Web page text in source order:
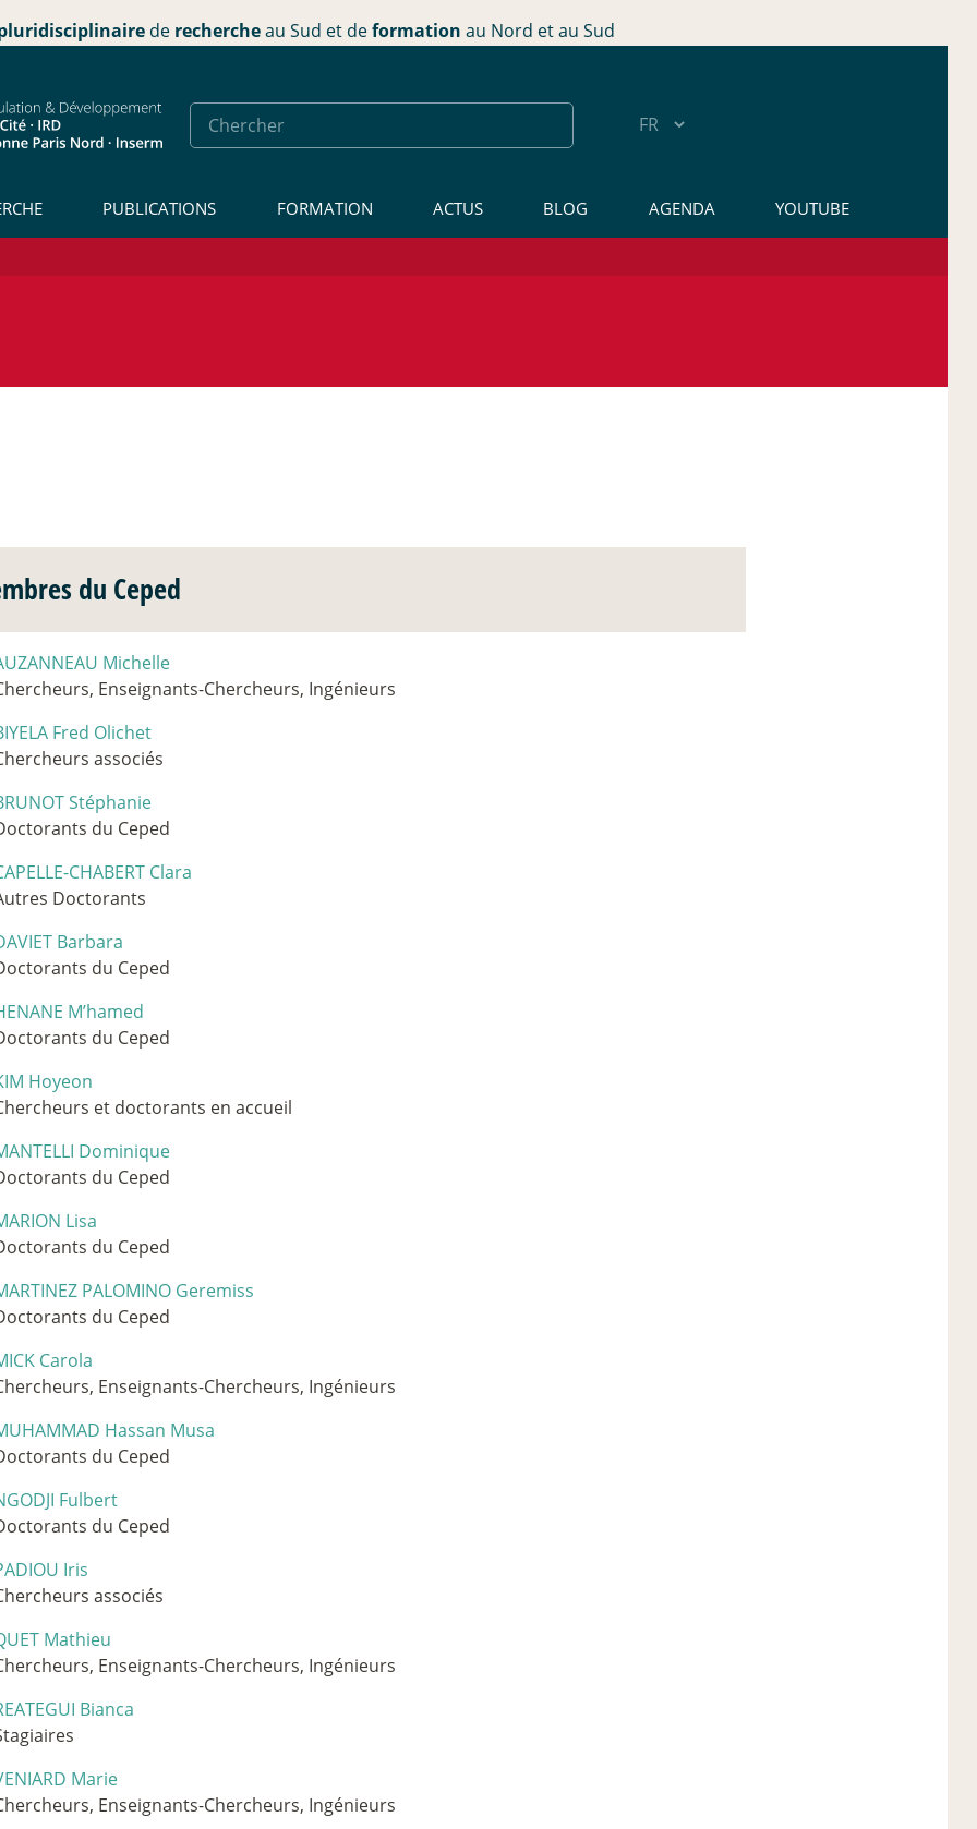
de rechercheau Sud et deformation au Nord et au Sud
PUBLICATIONS FORMATION ACTUS BLOG AGENDA YOUTUBE
du Ceped
Michelle
Enseignants-Chercheurs, Ingénieurs
Fred Olichet
associés
Stéphanie
du Ceped
CHABERT Clara
Doctorants
Barbara
du Ceped
M’hamed
du Ceped
Hoyeon
et doctorants en accueil
Dominique
du Ceped
Lisa
du Ceped
PALOMINO Geremiss
du Ceped
Carola
Enseignants-Chercheurs, Ingénieurs
Hassan Musa
du Ceped
Fulbert
du Ceped
Iris
associés
Mathieu
Enseignants-Chercheurs, Ingénieurs
Bianca
Marie
Enseignants-Chercheurs, Ingénieurs